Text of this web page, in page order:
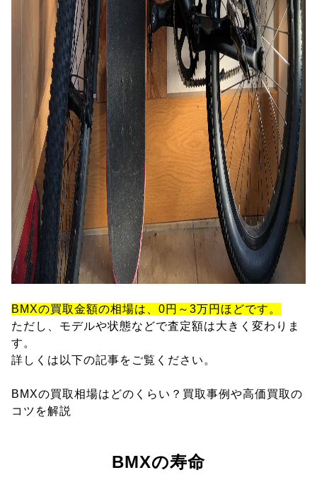
BMXの買取金額の相場は、0円～3万円ほどです。
ただし、モデルや状態などで査定額は大きく変わりま
す。
詳しくは以下の記事をご覧ください。
BMXの買取相場はどのくらい？買取事例や高価買取の
コツを解説
BMXの寿命